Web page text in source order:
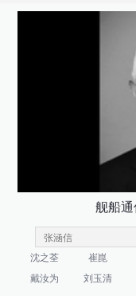
舰船
沈之荃 崔崑
戴汝为
刘玉清